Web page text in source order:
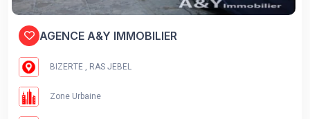
AGENCE A&Y IMMOBILIER
BIZERTE , RAS JEBEL
Zone Urbaine